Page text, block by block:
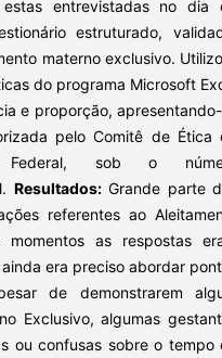
entrevistadas no dia
estruturado,
materno exclusivo.
do programa Microsoft
e proporção,
pelo Comitê de Ética
Federal, sob o
Resultados:Grande parte
referentes ao
as respostas
era preciso abordar
de demonstrarem
Exclusivo, algumas
ou confusas sobre o tempo